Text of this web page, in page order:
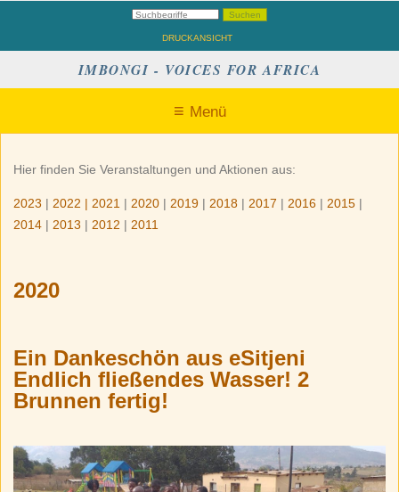
DRUCKANSICHT
IMBONGI - VOICES FOR AFRICA
Menü
Hier finden Sie Veranstaltungen und Aktionen aus:
2023 | 2022 | 2021 | 2020 | 2019 | 2018 | 2017 | 2016 | 2015 |
2014 | 2013 | 2012 | 2011
2020
Ein Dankeschön aus eSitjeni
Endlich fließendes Wasser! 2
Brunnen fertig!